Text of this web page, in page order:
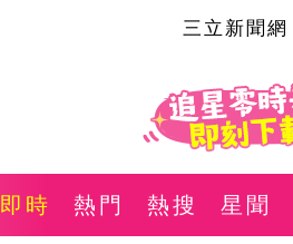
三立新聞網
即時 熱門 熱搜 星聞